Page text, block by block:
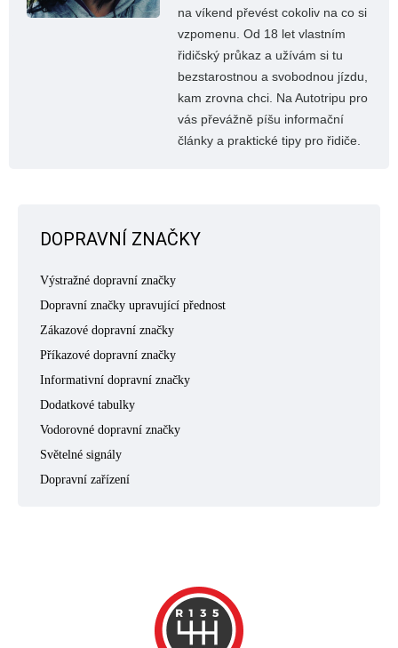
na víkend převést cokoliv na co si
vzpomenu. Od 18 let vlastním
řidičský průkaz a užívám si tu
bezstarostnou a svobodnou jízdu,
kam zrovna chci. Na Autotripu pro
vás převážně píšu informační
články a praktické tipy pro řidiče.
DOPRAVNÍ ZNAČKY
Výstražné dopravní značky
Dopravní značky upravující přednost
Zákazové dopravní značky
Příkazové dopravní značky
Informativní dopravní značky
Dodatkové tabulky
Vodorovné dopravní značky
Světelné signály
Dopravní zařízení